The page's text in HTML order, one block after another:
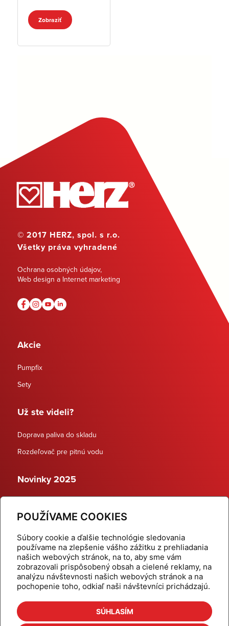
POUŽÍVAME COOKIES
Súbory cookie a ďalšie technológie sledovania
používame na zlepšenie vášho zážitku z prehliadania
našich webových stránok, na to, aby sme vám
zobrazovali prispôsobený obsah a cielené reklamy, na
analýzu návštevnosti našich webových stránok a na
pochopenie toho, odkiaľ naši návštevníci prichádzajú.
SÚHLASÍM
Zobraziť
© 2017 HERZ, spol. s r.o.
Všetky práva vyhradené
Ochrana osobných údajov,
Web design a Internet marketing
Akcie
Pumpfix
Sety
Už ste videli?
Doprava paliva do skladu
Rozdeľovač pre pitnú vodu
Novinky 2025
Dynamické termostatické ventily
Domov
Produkty
Aktuality
Odber šikovné tipy
Kalkulačky
Cenníky
Na stiahnutie
Referencie